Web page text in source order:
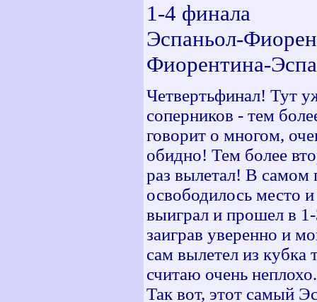
1-4 финала
Эспаньол-
Фиорентина-
Четвертьфинал! Тут
соперников - тем
говорит о многом,
обидно! Тем более
раз вылетал! В самом
освободилось место
выиграл и прошел в
заиграв уверенно и
сам вылетел из кубка
считаю очень
Так вот, этот самый